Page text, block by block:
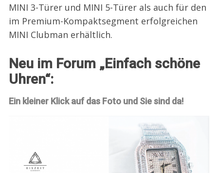
MINI 3-Türer und MINI 5-Türer als auch für den
im Premium-Kompaktsegment erfolgreichen
MINI Clubman erhältlich.
Neu im Forum „Einfach schöne
Uhren“:
Ein kleiner Klick auf das Foto und Sie sind da!